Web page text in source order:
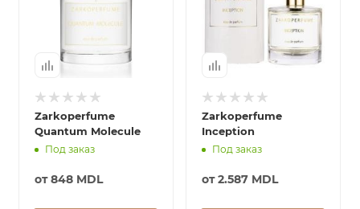
Zarkoperfume
Quantum Molecule
Под заказ
от848 MDL
Zarkoperfume
Inception
Под заказ
от2.587 MDL